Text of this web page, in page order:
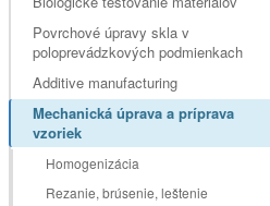
Povrchové úpravy skla v
poloprevádzkových podmienkach
Additive manufacturing
Mechanická úprava a príprava
vzoriek
Homogenizácia
Rezanie, brúsenie, leštenie